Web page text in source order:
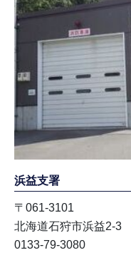
浜益支署
〒061-3101
北海道石狩市浜益2-3
0133-79-3080